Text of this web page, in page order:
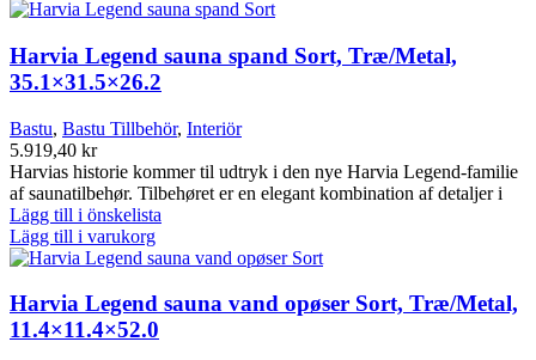
Harvia Legend sauna spand Sort, Træ/Metal,
35.1×31.5×26.2
Bastu, Bastu Tillbehör, Interiör
5.919,40 kr
Harvias historie kommer til udtryk i den nye Harvia Legend-familie
af saunatilbehør. Tilbehøret er en elegant kombination af detaljer i
Lägg till i önskelista
Lägg till i varukorg
Harvia Legend sauna vand opøser Sort, Træ/Metal,
11.4×11.4×52.0